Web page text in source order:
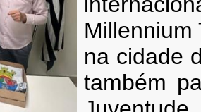
Millennium
na cidade
também